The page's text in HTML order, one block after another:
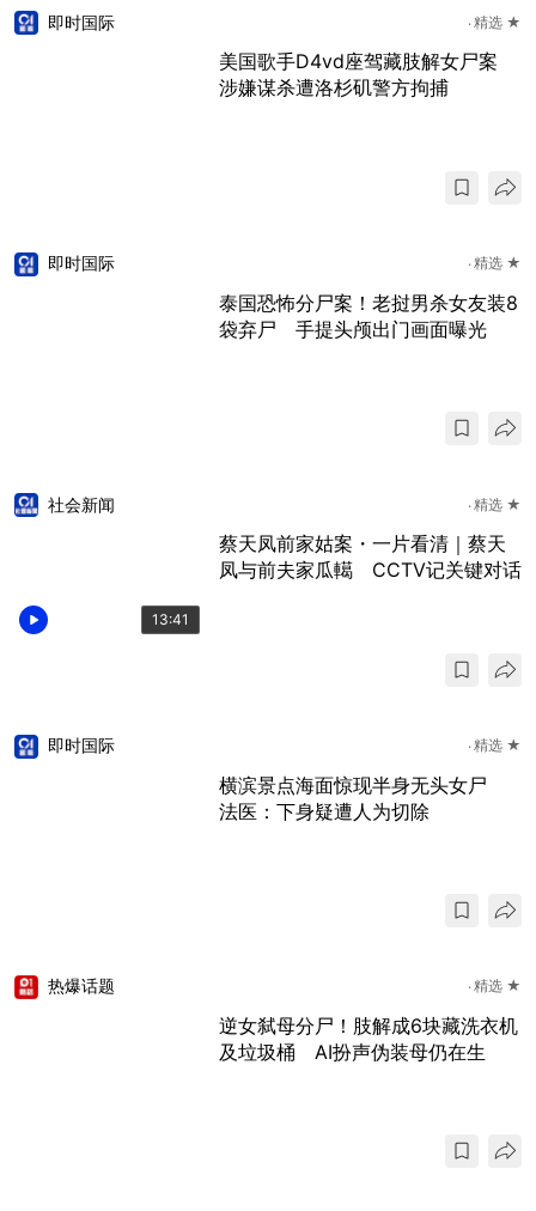
即时国际 精选 ★
美国歌手D4vd座驾藏肢解女尸案
涉嫌谋杀遭洛杉矶警方拘捕
即时国际 精选 ★
泰国恐怖分尸案！老挝男杀女友装8
袋弃尸 手提头颅出门画面曝光
13:41
社会新闻 精选 ★
蔡天凤前家姑案・一片看清｜蔡天
凤与前夫家瓜轕 CCTV记关键对话
即时国际 精选 ★
横滨景点海面惊现半身无头女尸
法医：下身疑遭人为切除
热爆话题 精选 ★
逆女弑母分尸！肢解成6块藏洗衣机
及垃圾桶 AI扮声伪装母仍在生